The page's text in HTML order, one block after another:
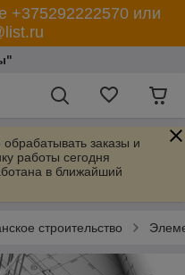
+375292222570 или
заказы и
работы сегодня
в ближайший
строительство